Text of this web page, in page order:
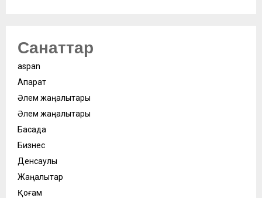
Санаттар
aspan
Ақпарат
Әлем жаңалықтары
Әлем жаңалықтары
Басқада
Бизнес
Денсаулық
Жаңалықтар
Қоғам